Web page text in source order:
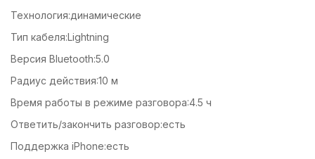
Технология:динамические
Тип кабеля:Lightning
Версия Bluetooth:5.0
Радиус действия:10 м
Время работы в режиме разговора:4.5 ч
Ответить/закончить разговор:есть
Поддержка iPhone:есть